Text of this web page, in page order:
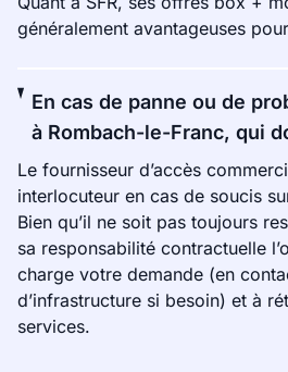
généralement avantageuses
En cas de panne ou de
à Rombach-le-Franc, qui
Le fournisseur d’accès
interlocuteur en cas de soucis
Bien qu’il ne soit pas toujours
sa responsabilité contractuelle
charge votre demande (en
d’infrastructure si besoin) et à
services.